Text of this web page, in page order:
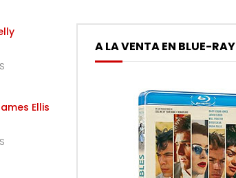
Ellis
A LA VENTA EN BLUE-RAY